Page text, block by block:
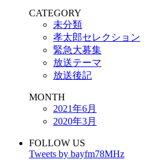
CATEGORY
未分類
孝太郎セレクション
緊急大募集
放送テーマ
放送後記
MONTH
2021年6月
2020年3月
FOLLOW US
Tweets by bayfm78MHz